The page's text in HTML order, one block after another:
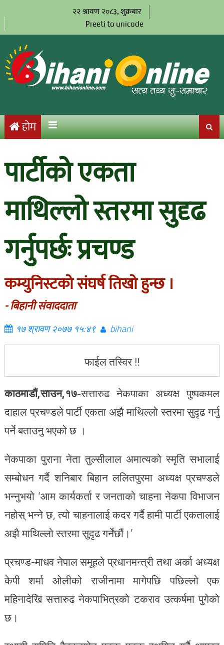
२२ श्रावण २०८३, शुक्रबार
Preeti to unicode
होम
पार्टीको एकता
माथिल्लो स्तरमा सुदृढ
गर्नुपर्छः प्रचण्ड
कम्युनिस्टको संघर्ष तिखो हुन्छ ।
- बिहानी संवाददाता
१७ श्रावण २०७७ १५:४९ bihani
फाईल तस्विर !!
काठमाडौं,साउन,१७-सत्तारुढ नेकपाका अध्यक्ष पुष्पकमल
दाहाल प्रचण्डले पार्टी एकता अझै माथिल्लो स्तरमा सुदृढ गर्नु
पर्ने बताउनु भएको छ ।
नेकपाका पुराना नेता तुल्सीलाल अमात्यको स्मृति सभालाई
सम्बोधन गर्दै शनिबार बिहान ललितपुरमा अध्यक्ष प्रचण्डले
भन्नुभयो ‘आम कार्यकर्ता र जनताको चाहना नेकपा विभाजन
नहोस् भन्ने छ, त्यो चाहनालाई कदर गर्दै हामी पार्टी एकतालाई
अझै माथिल्लो स्तरमा सुदृढ गर्नेछौं।’
प्रचण्ड-माधव नेपाल समूहले प्रधानमन्त्री तथा अर्का अध्यक्ष
केपी शर्मा ओलीको राजीनामा मागेपछि पछिल्लो एक
महिनादेखि सत्तारुढ नेकपाभित्रको टकराव उत्कर्षमा पुगेको
छ।